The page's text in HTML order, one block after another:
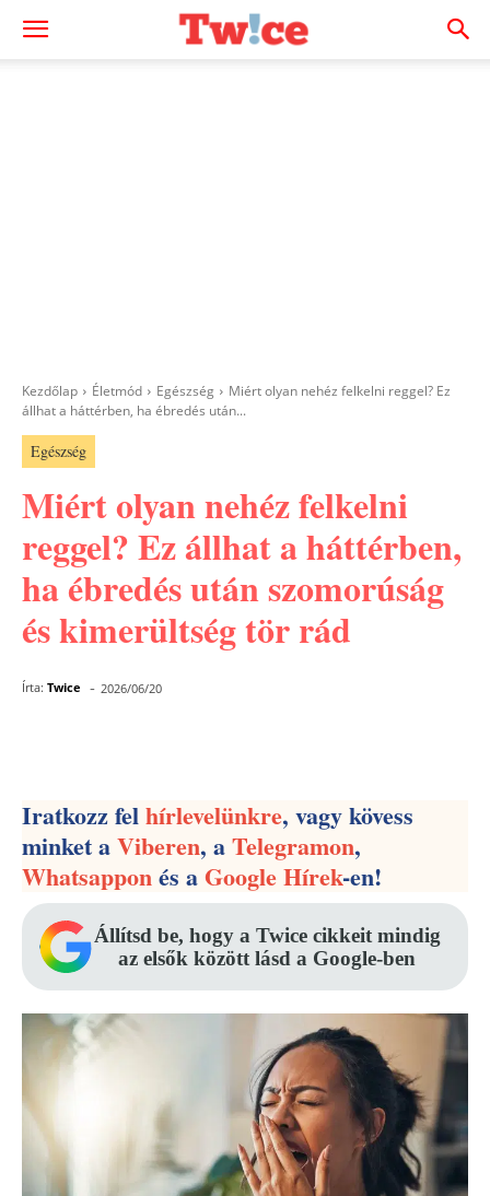
Kezdőlap Életmód Egészség
Miért olyan nehéz felkelni reggel? Ez
állhat a háttérben, ha ébredés után...
Egészség
Miért olyan nehéz felkelni
reggel? Ez állhat a háttérben,
ha ébredés után szomorúság
és kimerültség tör rád
Írta: Twice - 2026/06/20
Iratkozz felhírlevelünkre, vagy kövess
minket aViberen, aTelegramon,
Whatsapponés aGoogle Hírek-en!
Állítsd be, hogy a Twice cikkeit mindig
az elsők között lásd a Google-ben